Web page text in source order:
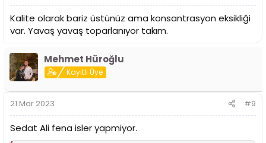
Kalite olarak bariz üstünüz ama konsantrasyon eksikliği
var. Yavaş yavaş toparlanıyor takım.
Mehmet Hüroğlu
Kayıtlı Üye
21 Mar 2023 #9
Sedat Ali fena isler yapmiyor.